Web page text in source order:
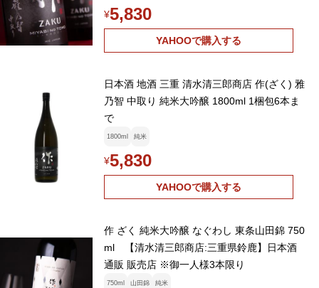
¥5,830
YAHOOで購入する
日本酒 地酒 三重 清水清三郎商店 作(ざく) 雅
乃智 中取り 純米大吟醸 1800ml 1梱包6本ま
で
1800ml 純米
¥5,830
YAHOOで購入する
作 ざく 純米大吟醸 なぐわし 東条山田錦 750
ml 【清水清三郎商店:三重県鈴鹿】日本酒
通販 販売店 ※御一人様3本限り
750ml 山田錦 純米